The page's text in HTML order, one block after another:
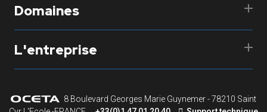
Domaines
L'entreprise
8 Boulevard Georges Marie Guynemer - 78210 Saint